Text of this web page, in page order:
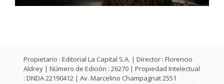
Propietario : Editorial La Capital S.A. | Director : Florencio
Aldrey | Número de Edición : 26270 | Propiedad Intelectual
: DNDA 22190412 | Av. Marcelino Champagnat 2551